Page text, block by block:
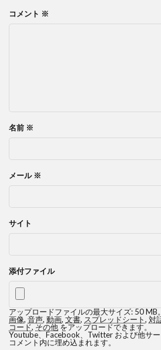
コメント ※
名前 ※
メール ※
サイト
添付ファイル
アップロードファイルの最大サイズ: 50 MB。
画像, 音声, 動画, 文書, スプレッドシート, 対
コード,その他をアップロードできます。
Youtube、Facebook、Twitter および他サ
コメント内に埋め込まれます。